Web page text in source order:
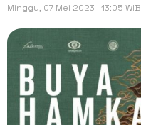
Minggu, 07 Mei 2023 | 13:05 WIB